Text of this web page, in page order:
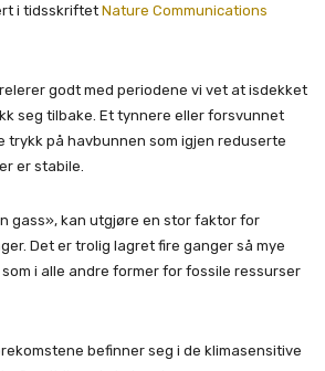
i tidsskriftet Nature Communications
godt med periodene vi vet at isdekket
seg tilbake. Et tynnere eller forsvunnet
trykk på havbunnen som igjen reduserte
er stabile.
gass», kan utgjøre en stor faktor for
Det er trolig lagret fire ganger så mye
i alle andre former for fossile ressurser
befinner seg i de klimasensitive